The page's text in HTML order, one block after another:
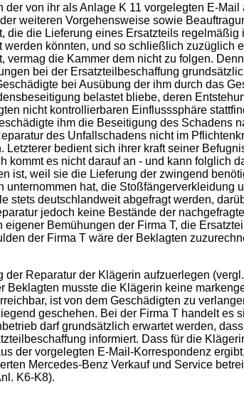
von ihr als Anlage K 11 vorgelegten E-Mail
weiteren Vorgehensweise sowie
die die Lieferung eines Ersatzteils regelmäßig
könnten, und so schließlich zuzüglich
vermag die Kammer dem nicht zu folgen.
bei der Ersatzteilbeschaffung
bei Ausübung der ihm durch das
belastet bliebe, deren
nicht kontrollierbaren Einflusssphäre
ihm die Beseitigung des Schadens
des Unfallschadens nicht im
bedient sich ihrer kraft seiner
kommt es nicht darauf an - und kann folglich
ist, weil sie die Lieferung der zwingend
unternommen hat, die Stoßfängerverkleidung
stets deutschlandweit abgefragt werden,
jedoch keine Bestände der
Bemühungen der Firma T, die
der Firma T wäre der Beklagten
Reparatur der Klägerin aufzuerlegen
Beklagten musste die Klägerin keine
ist von dem Geschädigten zu
geschehen. Bei der Firma T handelt es
darf grundsätzlich erwartet werden,
informiert. Dass für die
der vorgelegten E-Mail-Korrespondenz
Mercedes-Benz Verkauf und Service
K6-K8).